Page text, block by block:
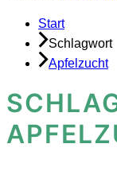
Start
Schlagwort
Apfelzucht